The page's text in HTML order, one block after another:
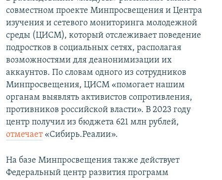
совместном проекте Минпросвещения и Центра
изучения и сетевого мониторинга молодежной
среды (ЦИСМ), который отслеживает поведение
подростков в социальных сетях, располагая
возможностями для деанонимизации их
аккаунтов. По словам одного из сотрудников
Минпросвещения, ЦИСМ «помогает нашим
органам выявлять активистов сопротивления,
противников российской власти». В 2023 году
центр получил из бюджета 621 млн рублей,
отмечает«Сибирь.Реалии».
На базе Минпросвещения также действует
Федеральный центр развития программ